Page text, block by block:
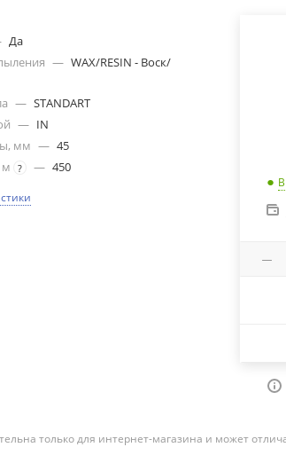
Да
— WAX/RESIN - Воск/
— STANDART
— IN
мм — 45
м
? — 450
только для интернет-магазина и может